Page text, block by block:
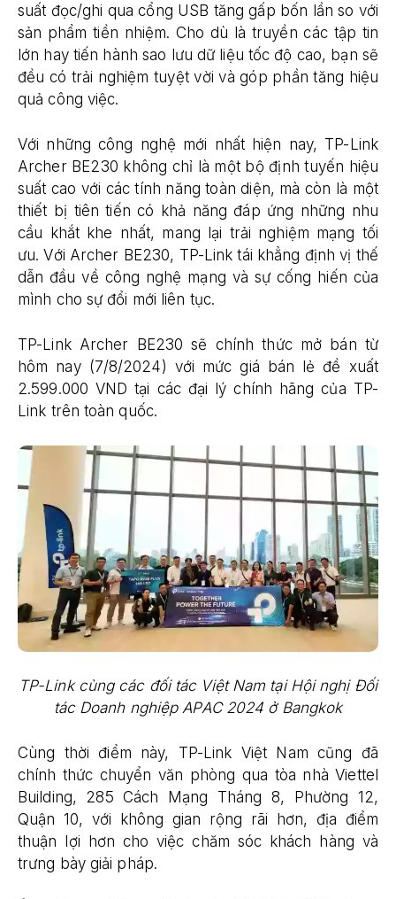
suất đọc/ghi qua cổng USB tăng gấp bốn lần so với
sản phẩm tiền nhiệm. Cho dù là truyền các tập tin
lớn hay tiến hành sao lưu dữ liệu tốc độ cao, bạn sẽ
đều có trải nghiệm tuyệt vời và góp phần tăng hiệu
quả công việc.
Với những công nghệ mới nhất hiện nay, TP-Link
Archer BE230 không chỉ là một bộ định tuyến hiệu
suất cao với các tính năng toàn diện, mà còn là một
thiết bị tiên tiến có khả năng đáp ứng những nhu
cầu khắt khe nhất, mang lại trải nghiệm mạng tối
ưu. Với Archer BE230, TP-Link tái khẳng định vị thế
dẫn đầu về công nghệ mạng và sự cống hiến của
mình cho sự đổi mới liên tục.
TP-Link Archer BE230 sẽ chính thức mở bán từ
hôm nay (7/8/2024) với mức giá bán lẻ đề xuất
2.599.000 VND tại các đại lý chính hãng của TP-
Link trên toàn quốc.
TP-Link cùng các đối tác Việt Nam tại Hội nghị Đối
tác Doanh nghiệp APAC 2024 ở Bangkok
Cùng thời điểm này, TP-Link Việt Nam cũng đã
chính thức chuyển văn phòng qua tòa nhà Viettel
Building, 285 Cách Mạng Tháng 8, Phường 12,
Quận 10, với không gian rộng rãi hơn, địa điểm
thuận lợi hơn cho việc chăm sóc khách hàng và
trưng bày giải pháp.